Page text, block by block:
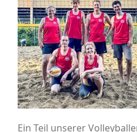
Ein Teil unserer